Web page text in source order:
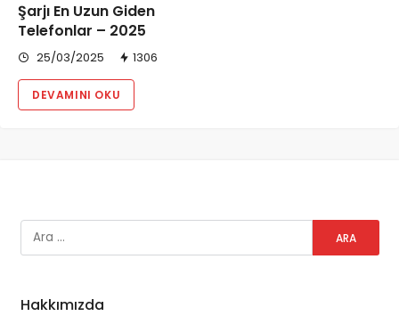
Şarjı En Uzun Giden
Telefonlar – 2025
25/03/2025 1306
DEVAMINI OKU
Hakkımızda